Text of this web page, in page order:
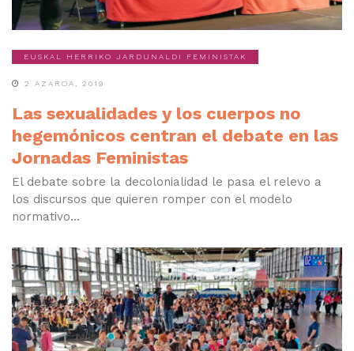
EUSKAL HERRIKO JARDUNALDI FEMINISTAK
2 AZAROA, 2019
Las sexualidades y los cuerpos no
hegemónicos centran el debate en las
Jornadas Feministas
El debate sobre la decolonialidad le pasa el relevo a
los discursos que quieren romper con el modelo
normativo...